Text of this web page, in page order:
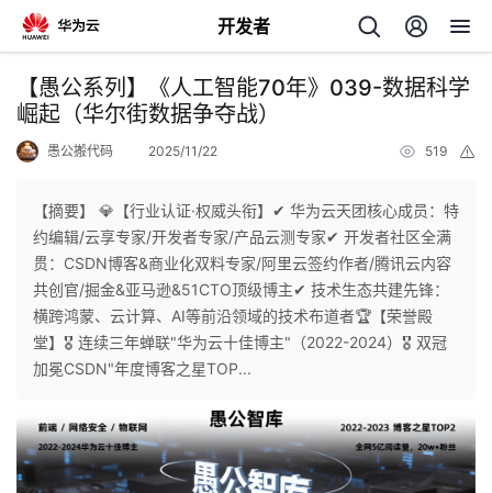
开发者
返
回
个
人
主
页
我
的
开
【愚公系列】《人工智能70年》039-数据科学
崛起（华尔街数据争夺战）
愚公搬代码 2025/11/22 519
【摘要】 💎【行业认证·权威头衔】✔ 华为云天团核心成员：特
约编辑/云享专家/开发者专家/产品云测专家✔ 开发者社区全满
贯：CSDN博客&商业化双料专家/阿里云签约作者/腾讯云内容
共创官/掘金&亚马逊&51CTO顶级博主✔ 技术生态共建先锋：
横跨鸿蒙、云计算、AI等前沿领域的技术布道者🏆【荣誉殿
堂】🎖 连续三年蝉联"华为云十佳博主"（2022-2024）🎖 双冠
加冕CSDN"年度博客之星TOP...